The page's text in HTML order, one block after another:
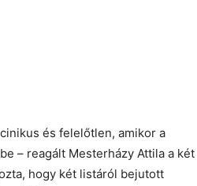
és felelőtlen, amikor a
– reagált Mesterházy Attila a két
hogy két listáról bejutott